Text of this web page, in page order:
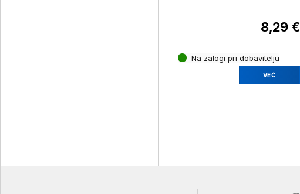
8,29 €
Na zalogi pri dobavitelju
VEČ